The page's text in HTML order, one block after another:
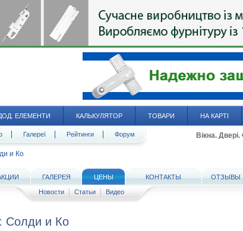
ЕЛЕМЕНТИ КАЛЬКУЛЯТОР ТОВАРИ НА КАРТІ
Галереї Рейтинги Форум Вікна.
и Ко
ГАЛЕРЕЯ ЦЕНЫ КОНТАКТЫ ОТЗЫВЫ
Новости Статьи Видео
Солди и Ко